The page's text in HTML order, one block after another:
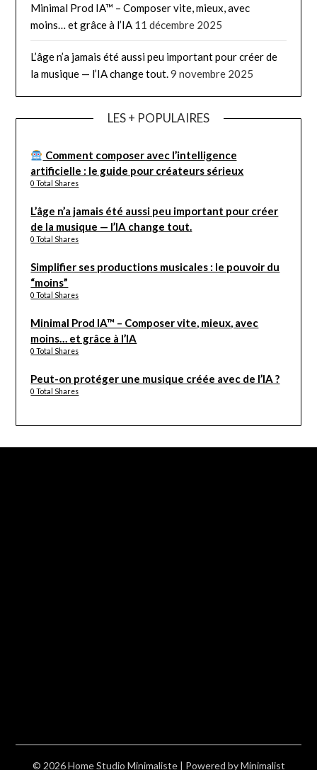
Minimal Prod IA™ – Composer vite, mieux, avec
moins… et grâce à l’IA 11 décembre 2025
L’âge n’a jamais été aussi peu important pour créer de
la musique — l’IA change tout.9 novembre 2025
LES + POPULAIRES
Comment composer avec l’intelligence
artificielle : le guide pour créateurs sérieux
0 Total Shares
L’âge n’a jamais été aussi peu important pour créer
de la musique — l’IA change tout.
0 Total Shares
Simplifier ses productions musicales : le pouvoir du
“moins”
0 Total Shares
Minimal Prod IA™ – Composer vite, mieux, avec
moins… et grâce à l’IA
0 Total Shares
Peut-on protéger une musique créée avec de l’IA ?
0 Total Shares
© 2026 Home Studio Minimaliste | Powered byMinimalist